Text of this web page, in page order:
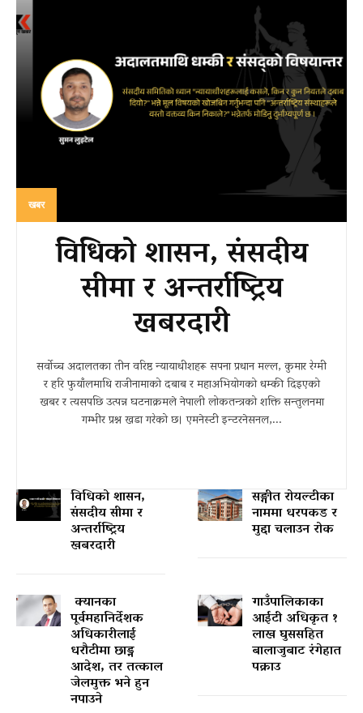
खबर
विधिको शासन, संसदीय
सीमा र अन्तर्राष्ट्रिय
खबरदारी
सर्वोच्च अदालतका तीन वरिष्ठ न्यायाधीशहरू सपना प्रधान मल्ल, कुमार रेग्मी
र हरि फुयाँलमाथि राजीनामाको दबाब र महाअभियोगको धम्की दिइएको
खबर र त्यसपछि उत्पन्न घटनाक्रमले नेपाली लोकतन्त्रको शक्ति सन्तुलनमा
गम्भीर प्रश्न खडा गरेको छ। एमनेस्टी इन्टरनेसनल,...
विधिको शासन,
संसदीय सीमा र
अन्तर्राष्ट्रिय
खबरदारी
सङ्गीत रोयल्टीका
नाममा धरपकड र
मुद्दा चलाउन रोक
क्यानका
पूर्वमहानिर्देशक
अधिकारीलाई
धरौटीमा छाड्न
आदेश, तर तत्काल
जेलमुक्त भने हुन
नपाउने
गाउँपालिकाका
आईटी अधिकृत १
लाख घुससहित
बालाजुबाट रंगेहात
पक्राउ